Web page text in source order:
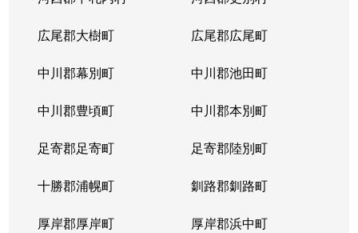
広尾郡大樹町 広尾郡広尾町
中川郡幕別町 中川郡池田町
中川郡豊頃町 中川郡本別町
足寄郡足寄町 足寄郡陸別町
十勝郡浦幌町 釧路郡釧路町
厚岸郡厚岸町 厚岸郡浜中町